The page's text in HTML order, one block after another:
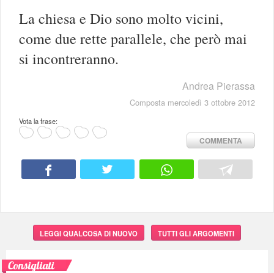
La chiesa e Dio sono molto vicini,
come due rette parallele, che però mai
si incontreranno.
Andrea Pierassa
Composta mercoledì 3 ottobre 2012
Vota la frase:
COMMENTA
LEGGI QUALCOSA DI NUOVO TUTTI GLI ARGOMENTI
Consigliati